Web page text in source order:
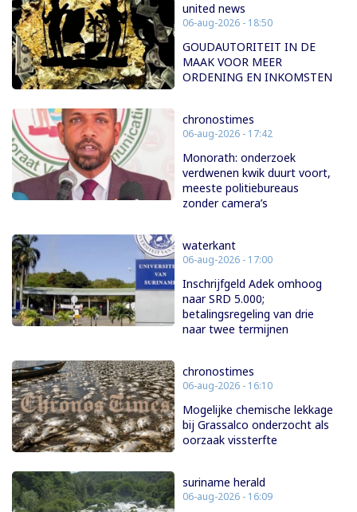
united news
06-aug-2026 - 18:50
GOUDAUTORITEIT IN DE
MAAK VOOR MEER
ORDENING EN INKOMSTEN
chronostimes
06-aug-2026 - 17:42
Monorath: onderzoek
verdwenen kwik duurt voort,
meeste politiebureaus
zonder camera’s
waterkant
06-aug-2026 - 17:00
Inschrijfgeld Adek omhoog
naar SRD 5.000;
betalingsregeling van drie
naar twee termijnen
chronostimes
06-aug-2026 - 16:10
Mogelijke chemische lekkage
bij Grassalco onderzocht als
oorzaak vissterfte
suriname herald
06-aug-2026 - 16:09